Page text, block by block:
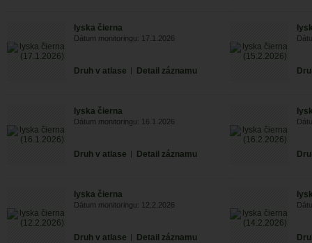
lyska čierna
Dátum monitoringu: 17.1.2026
Druh v atlase | Detail záznamu
lyska čierna
Dátum monitoringu: 16.1.2026
Druh v atlase | Detail záznamu
lyska čierna
Dátum monitoringu: 12.2.2026
Druh v atlase | Detail záznamu